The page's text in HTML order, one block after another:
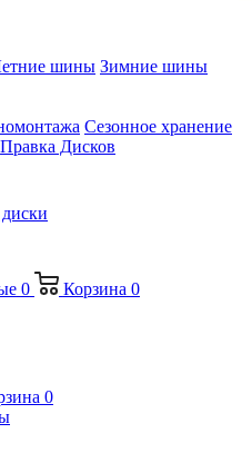
шины Зимние шины
Сезонное хранение
Правка Дисков
0 Корзина 0
0